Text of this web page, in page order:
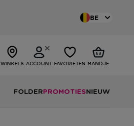
BE
WINKELS ACCOUNT FAVORIETEN MANDJE
FOLDERPROMOTIESNIEUW